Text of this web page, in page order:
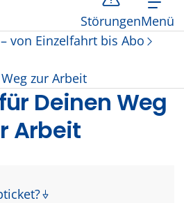
StörungenMenü
von Einzelfahrt bis Abo
zur Arbeit
Deinen Weg
Arbeit